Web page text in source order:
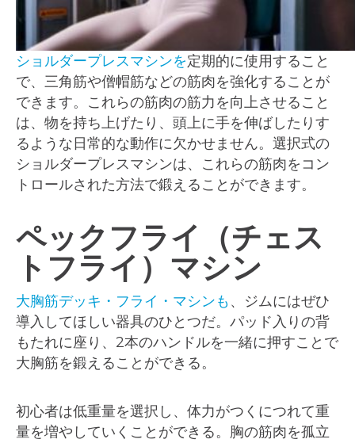
ショルダープレスマシンを定期的に使用すること
で、三角筋や僧帽筋などの筋肉を強化することが
できます。これらの筋肉の筋力を向上させること
は、物を持ち上げたり、頭上に手を伸ばしたりす
るような日常的な動作に欠かせません。選択式の
ショルダープレスマシンは、これらの筋肉をコン
トロールされた方法で鍛えることができます。
ペックフライ（チェス
トフライ）マシン
大胸筋デッキ・フライ・マシンも、ジムにはぜひ
導入してほしい器具のひとつだ。パッド入りの背
もたれに座り、2本のハンドルを一緒に押すことで
大胸筋を鍛えることができる。
初心者は低重量を選択し、体力がつくにつれて重
量を増やしていくことができる。胸の筋肉を孤立